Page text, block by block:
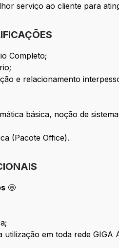
serviço ao cliente para
Completo;
e relacionamento
básica, noção de
(Pacote Office).
🤩
utilização em toda rede